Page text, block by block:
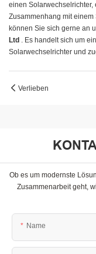
einen
Zusammenhang mit
können Sie sich gerne an
Ltd . Es handelt sich um
Solarwechselrichter und
Verlieben
Ob es um modernste
Zusammenarbeit geht,
Name